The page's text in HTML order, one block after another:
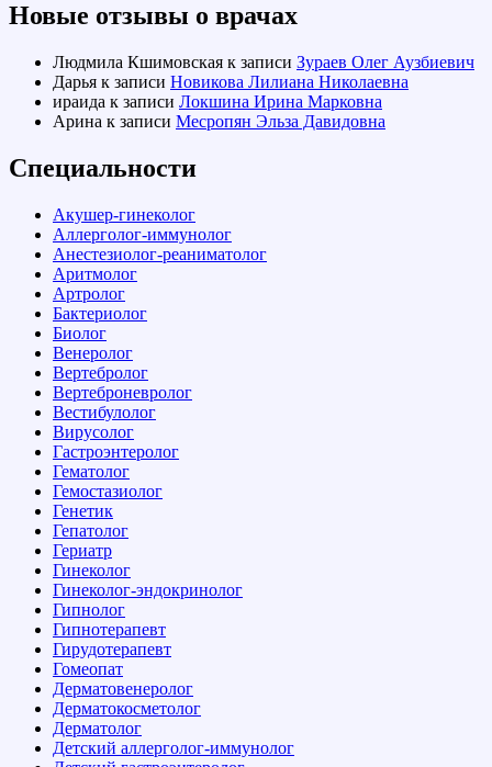
Новые отзывы о врачах
Людмила Кшимовская к записи Зураев Олег Аузбиевич
Дарья к записи Новикова Лилиана Николаевна
ираида к записи Локшина Ирина Марковна
Арина к записи Месропян Эльза Давидовна
Специальности
Акушер-гинеколог
Аллерголог-иммунолог
Анестезиолог-реаниматолог
Аритмолог
Артролог
Бактериолог
Биолог
Венеролог
Вертебролог
Вертеброневролог
Вестибулолог
Вирусолог
Гастроэнтеролог
Гематолог
Гемостазиолог
Генетик
Гепатолог
Гериатр
Гинеколог
Гинеколог-эндокринолог
Гипнолог
Гипнотерапевт
Гирудотерапевт
Гомеопат
Дерматовенеролог
Дерматокосметолог
Дерматолог
Детский аллерголог-иммунолог